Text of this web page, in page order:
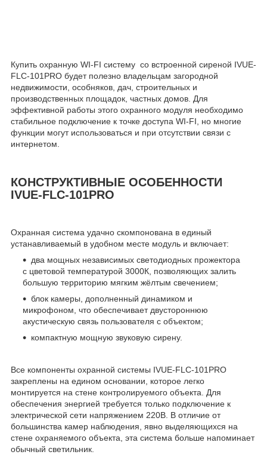
Купить охранную WI-FI систему со встроенной сиреной IVUE-
FLC-101PRO будет полезно владельцам загородной
недвижимости, особняков, дач, строительных и
производственных площадок, частных домов. Для
эффективной работы этого охранного модуля необходимо
стабильное подключение к точке доступа WI-FI, но многие
функции могут использоваться и при отсутствии связи с
интернетом.
КОНСТРУКТИВНЫЕ ОСОБЕННОСТИ
IVUE-FLC-101PRO
Охранная система удачно скомпонована в единый
устанавливаемый в удобном месте модуль и включает:
два мощных независимых светодиодных прожектора
с цветовой температурой 3000К, позволяющих залить
большую территорию мягким жёлтым свечением;
блок камеры, дополненный динамиком и
микрофоном, что обеспечивает двустороннюю
акустическую связь пользователя с объектом;
компактную мощную звуковую сирену.
Все компоненты охранной системы IVUE-FLC-101PRO
закреплены на едином основании, которое легко
монтируется на стене контролируемого объекта. Для
обеспечения энергией требуется только подключение к
электрической сети напряжением 220В. В отличие от
большинства камер наблюдения, явно выделяющихся на
стене охраняемого объекта, эта система больше напоминает
обычный светильник.